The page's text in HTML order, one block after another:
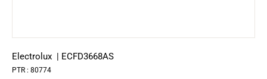
Electrolux | ECFD3668AS
PTR : 80774